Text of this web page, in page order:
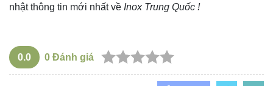
nhật thông tin mới nhất về Inox Trung Quốc !
0.0 0 Đánh giá